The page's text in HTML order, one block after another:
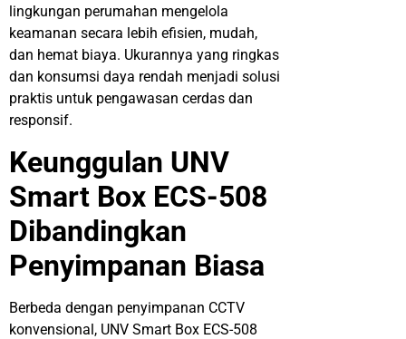
lingkungan perumahan mengelola
keamanan secara lebih efisien, mudah,
dan hemat biaya. Ukurannya yang ringkas
dan konsumsi daya rendah menjadi solusi
praktis untuk pengawasan cerdas dan
responsif.
Keunggulan UNV
Smart Box ECS-508
Dibandingkan
Penyimpanan Biasa
Berbeda dengan penyimpanan CCTV
konvensional, UNV Smart Box ECS-508